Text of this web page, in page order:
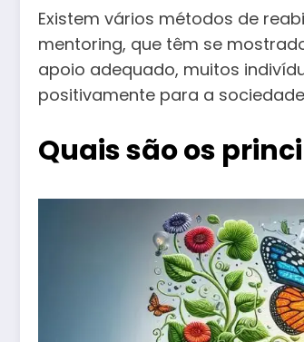
Existem vários métodos de
mentoring, que têm se
apoio adequado, muitos
positivamente para a
Quais são os